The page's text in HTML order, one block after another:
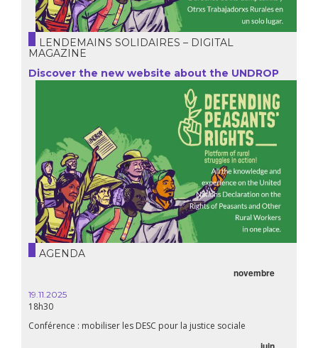
LENDEMAINS SOLIDAIRES – DIGITAL
MAGAZINE
Discover the new website about the UNDROP
AGENDA
novembre
19.11.2025
18h30
Conférence : mobiliser les DESC pour la justice sociale